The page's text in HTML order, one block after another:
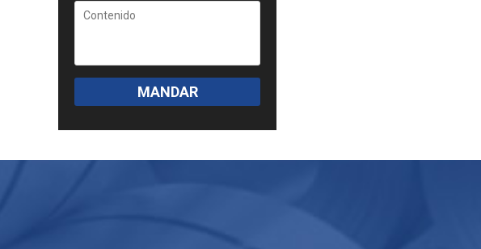
MANDAR